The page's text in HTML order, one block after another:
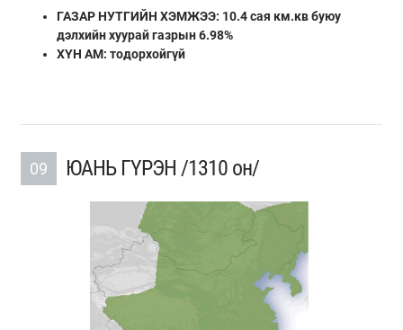
ГАЗАР НУТГИЙН ХЭМЖЭЭ: 10.4 сая км.кв буюу
дэлхийн хуурай газрын 6.98%
ХҮН АМ: тодорхойгүй
09 ЮАНЬ ГҮРЭН /1310 он/